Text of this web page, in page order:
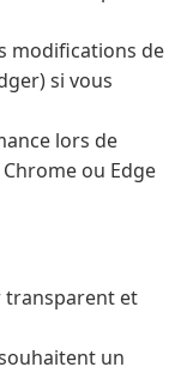
modifications de
si vous
lors de
ou Edge
transparent et
un